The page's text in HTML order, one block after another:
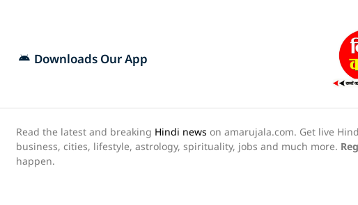
Downloads Our App
Read the latest and breaking Hindi news on amarujala.com. Get live
business, cities, lifestyle, astrology, spirituality, jobs and much more.
happen.